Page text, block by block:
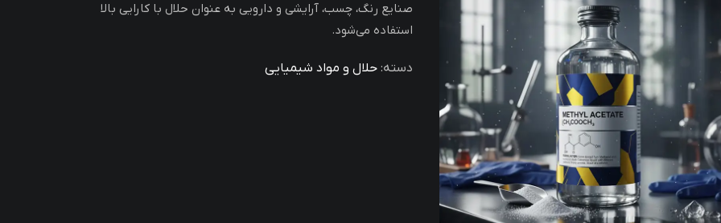
صنایع رنگ، چسب، آرایشی و دارویی به عنوان حلال با کارایی بالا
استفاده می‌شود.
دسته: حلال و مواد شیمیایی